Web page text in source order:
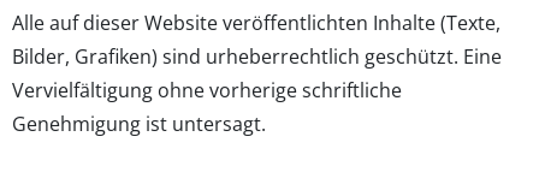
Alle auf dieser Website veröffentlichten Inhalte (Texte,
Bilder, Grafiken) sind urheberrechtlich geschützt. Eine
Vervielfältigung ohne vorherige schriftliche
Genehmigung ist untersagt.